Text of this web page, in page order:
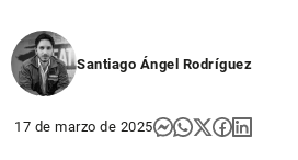
Santiago Ángel Rodríguez
17 de marzo de 2025